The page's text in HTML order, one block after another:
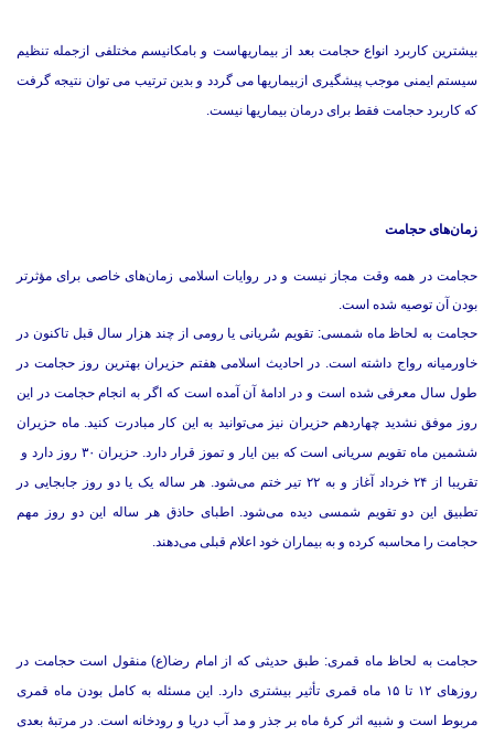
بیشترین كاربرد انواع حجامت بعد از بیماریهاست و بامكانیسم مختلفی ازجمله تنظیم
سیستم ایمنی موجب پیشگیری ازبیماریها می گردد و بدین ترتیب می توان نتیجه گرفت
كه كاربرد حجامت فقط برای درمان بیماریها نیست.
زمان‌های حجامت
حجامت در همه وقت مجاز نیست و در روایات اسلامی زمان‌های خاصی برای مؤثرتر
بودن آن توصیه شده است.
حجامت به لحاظ ماه شمسی: تقویم سُریانی یا رومی از چند هزار سال قبل تاکنون در
خاورمیانه رواج داشته است. در احادیث اسلامی هفتم حزیران بهترین روز حجامت در
طول سال معرفی شده است و در ادامۀ آن آمده است که اگر به انجام حجامت در این
روز موفق نشدید چهاردهم حزیران نیز می‌توانید به این کار مبادرت کنید. ماه حزیران
ششمین ماه تقویم سریانی است که بین ایار و تموز قرار دارد. حزیران ۳۰ روز دارد و
تقریبا از ۲۴ خرداد آغاز و به ۲۲ تیر ختم می‌شود. هر ساله یک یا دو روز جابجایی در
تطبیق این دو تقویم شمسی دیده می‌شود. اطبای حاذق هر ساله این دو روز مهم
حجامت را محاسبه کرده و به بیماران خود اعلام قبلی می‌دهند.
حجامت به لحاظ ماه‌ قمری: طبق حدیثی که از امام رضا(ع) منقول است حجامت در
روزهای ۱۲ تا ۱۵ ماه قمری تأثیر بیشتری دارد. این مسئله به کامل بودن ماه قمری
مربوط است و شبیه اثر کرۀ ماه بر جذر و مد آب دریا و رودخانه‌ است. در مرتبۀ بعدی